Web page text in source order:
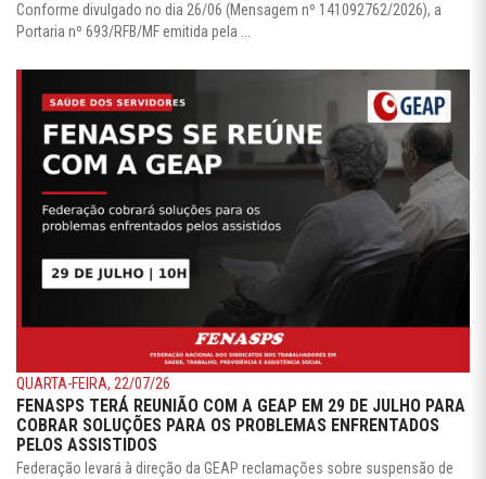
Conforme divulgado no dia 26/06 (Mensagem nº 141092762/2026), a
Portaria nº 693/RFB/MF emitida pela ...
QUARTA-FEIRA, 22/07/26
FENASPS TERÁ REUNIÃO COM A GEAP EM 29 DE JULHO PARA
COBRAR SOLUÇÕES PARA OS PROBLEMAS ENFRENTADOS
PELOS ASSISTIDOS
Federação levará à direção da GEAP reclamações sobre suspensão de